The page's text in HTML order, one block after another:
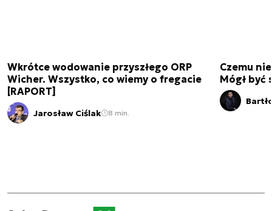
Wkrótce wodowanie przyszłego ORP
Wicher. Wszystko, co wiemy o fregacie
[RAPORT]
Jarosław Ciślak 8 min.
Czemu
Mógł być